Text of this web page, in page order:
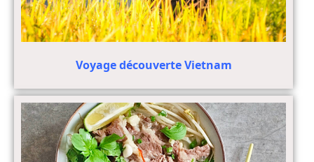
Voyage découverte Vietnam